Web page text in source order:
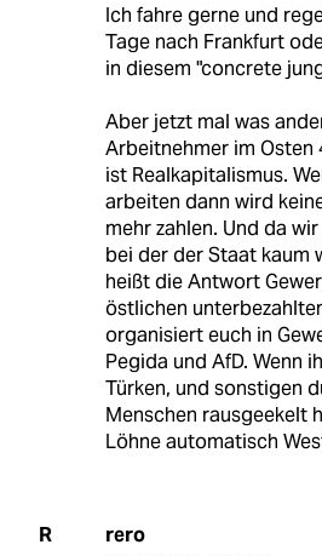
Ich fahre gerne und
Tage nach Frankfurt
in diesem "concrete
Aber jetzt mal was
Arbeitnehmer im Osten
ist Realkapitalismus.
arbeiten dann wird
mehr zahlen. Und da
bei der der Staat kaum
heißt die Antwort
östlichen
organisiert euch in
Pegida und AfD. Wenn
Türken, und sonstigen
Menschen rausgeekelt
Löhne automatisch
R rero